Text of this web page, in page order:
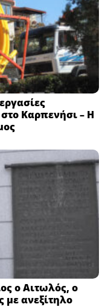
Καρπενήσι – Η
ο Αιτωλός, ο
με ανεξίτηλο